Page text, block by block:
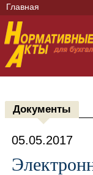
Главная
Документы
05.05.2017